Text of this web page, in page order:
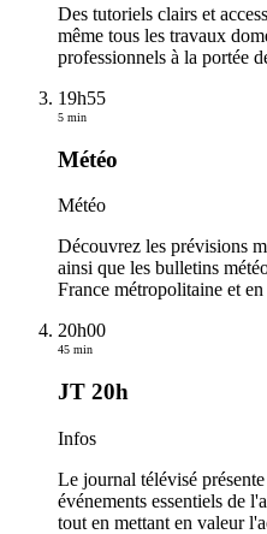
Des tutoriels clairs et
même tous les travaux
professionnels à la portée
19h55
5 min
Météo
Météo
Découvrez les prévisions
ainsi que les bulletins
France métropolitaine et en
20h00
45 min
JT 20h
Infos
Le journal télévisé
événements essentiels de
tout en mettant en valeur